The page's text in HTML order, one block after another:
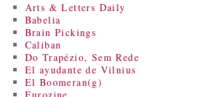
Arts & Letters Daily
Babelia
Brain Pickings
Caliban
Do Trapézio, Sem Rede
El ayudante de Vilnius
El Boomeran(g)